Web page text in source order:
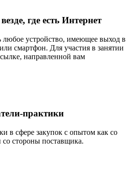
где есть Интернет
любое устройство, имеющее выход в
смартфон. Для участия в занятии
направленной вам
практики
в сфере закупок с опытом как со
со стороны поставщика.